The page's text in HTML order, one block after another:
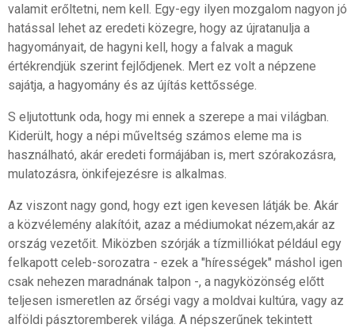
valamit erőltetni, nem kell. Egy-egy ilyen mozgalom nagyon jó
hatással lehet az eredeti közegre, hogy az újratanulja a
hagyományait, de hagyni kell, hogy a falvak a maguk
értékrendjük szerint fejlődjenek. Mert ez volt a népzene
sajátja, a hagyomány és az újítás kettőssége.
S eljutottunk oda, hogy mi ennek a szerepe a mai világban.
Kiderült, hogy a népi műveltség számos eleme ma is
használható, akár eredeti formájában is, mert szórakozásra,
mulatozásra, önkifejezésre is alkalmas.
Az viszont nagy gond, hogy ezt igen kevesen látják be. Akár
a közvélemény alakítóit, azaz a médiumokat nézem,akár az
ország vezetőit. Miközben szórják a tízmilliókat például egy
felkapott celeb-sorozatra - ezek a "hírességek" máshol igen
csak nehezen maradnának talpon -, a nagyközönség előtt
teljesen ismeretlen az őrségi vagy a moldvai kultúra, vagy az
alföldi pásztoremberek világa. A népszerűnek tekintett